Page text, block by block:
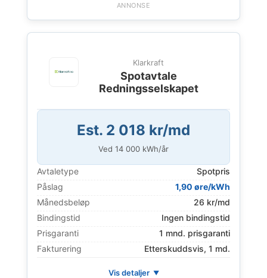
ANNONSE
Klarkraft
Spotavtale
Redningsselskapet
Est. 2 018 kr/md
Ved 14 000 kWh/år
Avtaletype
Spotpris
Påslag
1,90 øre/kWh
Månedsbeløp
26 kr/md
Bindingstid
Ingen bindingstid
Prisgaranti
1 mnd. prisgaranti
Fakturering
Etterskuddsvis, 1 md.
Vis detaljer